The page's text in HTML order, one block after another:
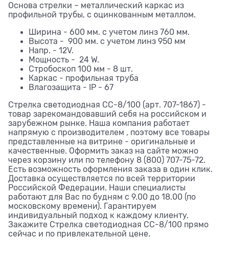
Основа стрелки – металлический каркас из
профильной трубы, с оцинкованным металлом.
Ширина - 600 мм. с учетом линз 760 мм.
Высота - 900 мм. с учетом линз 950 мм
Напр. - 12V.
Мощность - 24 W.
Стробоскоп 100 мм - 8 шт.
Каркас - профильная труба
Влагозащита - IP - 67
Стрелка светодиодная СС-8/100 (арт. 707-1867) -
товар зарекомандовавший себя на российском и
зарубежном рынке. Наша компания работает
напрямую с производителем , поэтому все товары
представленные на витрине - оригинальные и
качественные. Оформить заказ на сайте можно
через корзину или по телефону 8 (800) 707-75-72.
Есть возможность оформления заказа в один клик.
Доставка осуществляется по всей территории
Российской Федерации. Наши специалисты
работают для Вас по будням с 9.00 до 18.00 (по
московскому времени). Гарантируем
индивидуальный подход к каждому клиенту.
Закажите Стрелка светодиодная СС-8/100 прямо
сейчас и по привлекательной цене.